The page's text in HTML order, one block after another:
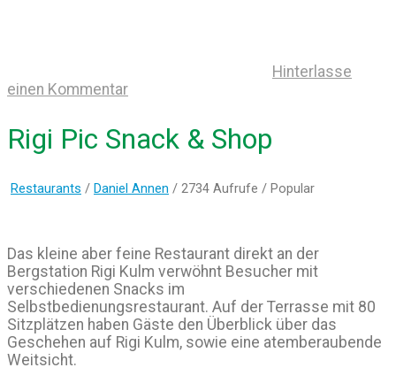
Hinterlasse
einen Kommentar
Rigi Pic Snack & Shop
Restaurants / Daniel Annen / 2734 Aufrufe / Popular
Das kleine aber feine Restaurant direkt an der
Bergstation Rigi Kulm verwöhnt Besucher mit
verschiedenen Snacks im
Selbstbedienungsrestaurant. Auf der Terrasse mit 80
Sitzplätzen haben Gäste den Überblick über das
Geschehen auf Rigi Kulm, sowie eine atemberaubende
Weitsicht.